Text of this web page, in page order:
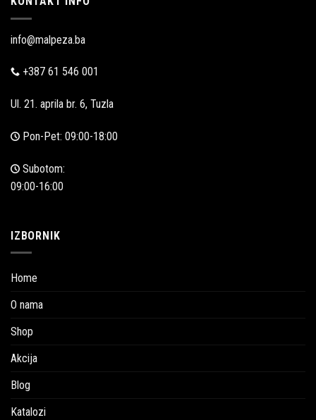
info@malpeza.ba
+387 61 546 001
Ul. 21. aprila br. 6, Tuzla
Pon-Pet: 09:00-18:00
Subotom:
09:00-16:00
IZBORNIK
Home
O nama
Shop
Akcija
Blog
Katalozi